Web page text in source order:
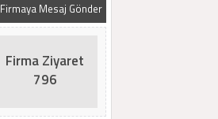
Firmaya Mesaj Gönder
Firma Ziyaret
796